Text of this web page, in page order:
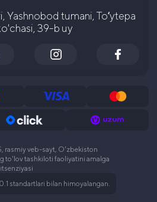
Yashnobod tumani, Toʻytepa
39-b uy
rasmiy veb-sayt, O'zbekiston
to'lov tashkiloti faoliyatini amalga
standartlari bilan himoyalangan.